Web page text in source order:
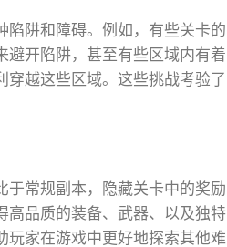
陷阱和障碍。例如，有些关卡的
避开陷阱，甚至有些区域内有着
穿越这些区域。这些挑战考验了
于常规副本，隐藏关卡中的奖励
高品质的装备、武器、以及独特
玩家在游戏中更好地探索其他难